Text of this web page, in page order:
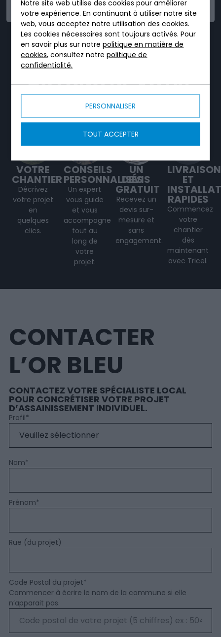
Notre site web utilise des cookies pour améliorer
votre expérience. En continuant à utiliser notre site
web, vous acceptez notre utilisation des cookies.
Les cookies nécessaires sont toujours activés. Pour
en savoir plus sur notrepolitique en matière de
cookies, consultez notrepolitique de
confidentialité.
PERSONNALISER
TOUT ACCEPTER
TRICEL, C'EST UN
SERVICE DÉDIÉ TOUT
AU LONG DE VOTRE
PROJET.
VOTRE
CHANTIER
Décrivez
votre projet
en
quelques
clics.
CONSEILS
PERSONNALISÉS
Un expert
vous guide
et vous
accompagne
tout au
long de
votre
projet.
UN
DEVIS
GRATUIT
Recevez un
devis sur-
mesure et
sans
engagement.
LIVRAISON
ET
RAPIDES
Commencez
votre
chantier
dès
maintenant
avec Tricel.
CONTACTER
L’OR BLEU
CONTACTEZ VOTRE SPÉCIALISTE LOCAL
POUR CONCRÉTISER VOTRE PROJET
D’ASSAINISSEMENT INDIVIDUEL.
Profil*
Nom*
Prénom*
Rue (du projet)
Code Postal du projet*
Commencer à écrire le nom de la commune si elle
n’apparait pas.